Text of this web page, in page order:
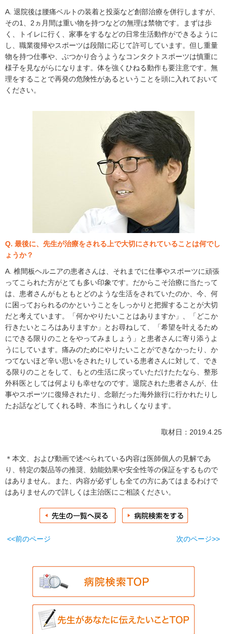
A. 退院後は腰痛ベルトの装着と投薬など創部治療を併行しますが、
その1、2ヵ月間は重い物を持つなどの無理は禁物です。まずは歩
く、トイレに行く、家事をするなどの日常生活動作ができるように
し、職業復帰やスポーツは段階に応じて許可しています。但し重量
物を持つ仕事や、ぶつかり合うようなコンタクトスポーツは慎重に
様子を見ながらになります。体を強くひねる動作も要注意です。無
理をすることで再発の危険性があるということを頭に入れておいて
ください。
Q. 最後に、先生が治療をされる上で大切にされていることは何でし
ょうか？
A. 椎間板ヘルニアの患者さんは、それまでに仕事やスポーツに頑張
ってこられた方がとても多い印象です。だからこそ治療に当たって
は、患者さんがもともとどのような生活をされていたのか、今、何
に困っておられるのかということをしっかりと把握することが大切
だと考えています。「何かやりたいことはありますか」、「どこか
行きたいところはありますか」とお尋ねして、「希望を叶えるため
にできる限りのことをやってみましょう」と患者さんに寄り添うよ
うにしています。痛みのためにやりたいことができなかったり、か
つてないほど辛い思いをされたりしている患者さんに対して、でき
る限りのことをして、もとの生活に戻っていただけたたなら、整形
外科医としては何よりも幸せなのです。退院された患者さんが、仕
事やスポーツに復帰されたり、念願だった海外旅行に行かれたりし
たお話などしてくれる時、本当にうれしくなります。
取材日：2019.4.25
＊本文、および動画で述べられている内容は医師個人の見解であ
り、特定の製品等の推奨、効能効果や安全性等の保証をするもので
はありません。また、内容が必ずしも全ての方にあてはまるわけで
はありませんので詳しくは主治医にご相談ください。
<<前のページ 次のページ>>